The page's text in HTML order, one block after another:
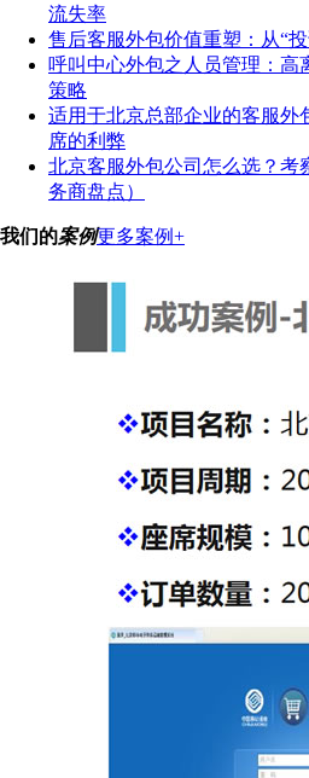
流失率
售后客服外包价值重塑：从“
呼叫中心外包之人员管理：高
策略
适用于北京总部企业的客服外
席的利弊
北京客服外包公司怎么选？考
务商盘点）
我们的案例更多案例+